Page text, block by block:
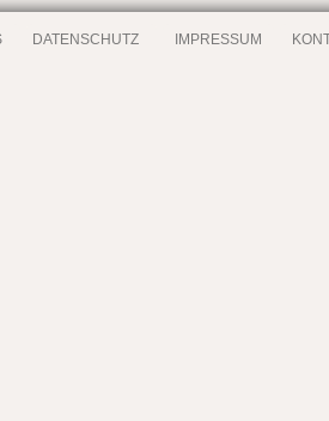
DATENSCHUTZ IMPRESSUM